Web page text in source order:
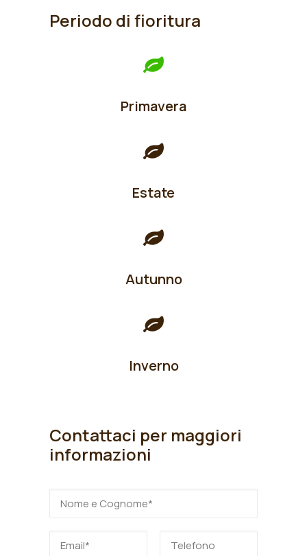
Periodo di fioritura
Primavera
Estate
Autunno
Inverno
Contattaci per maggiori
informazioni